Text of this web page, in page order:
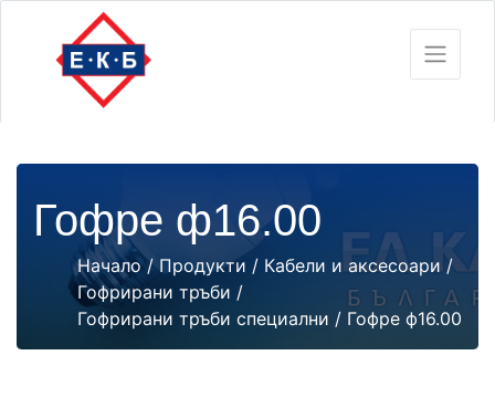
Гофре ф16.00
Начало/Продукти / Кабели и аксесоари /
Гофрирани тръби /
Гофрирани тръби специални / Гофре ф16.00